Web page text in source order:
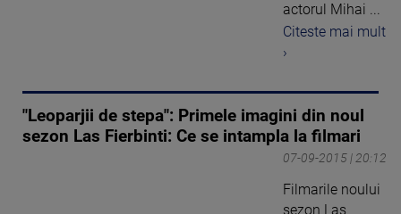
actorul Mihai ...
Citeste mai mult
›
"Leoparjii de stepa": Primele imagini din noul
sezon Las Fierbinti: Ce se intampla la filmari
07-09-2015 | 20:12
Filmarile noului
sezon Las